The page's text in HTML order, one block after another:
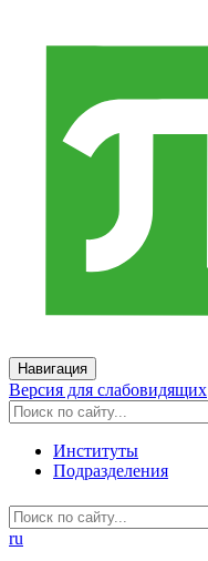
Навигация
Версия для слабовидящих
Институты
Подразделения
ru